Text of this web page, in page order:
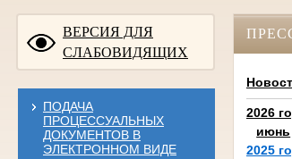
ВЕРСИЯ ДЛЯ
СЛАБОВИДЯЩИХ
ПОДАЧА
ПРОЦЕССУАЛЬНЫХ
ДОКУМЕНТОВ В
ЭЛЕКТРОННОМ ВИДЕ
2026
июнь
2025